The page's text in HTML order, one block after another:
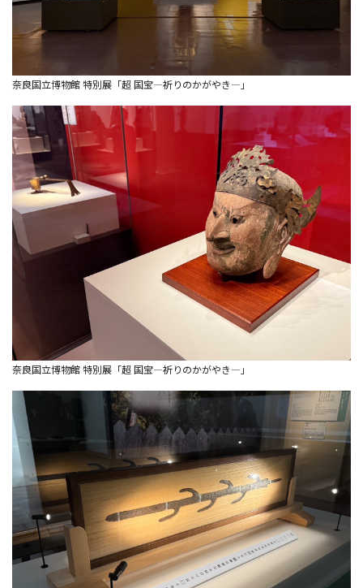
奈良国立博物館 特別展「超 国宝―祈りのかがやき―」
奈良国立博物館 特別展「超 国宝―祈りのかがやき―」